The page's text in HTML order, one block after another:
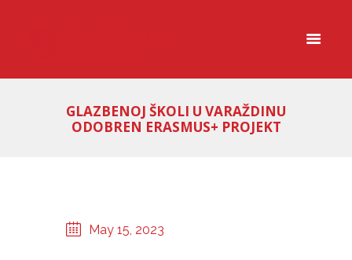
GLAZBENOJ ŠKOLI U VARAŽDINU
ODOBREN ERASMUS+ PROJEKT
May 15, 2023